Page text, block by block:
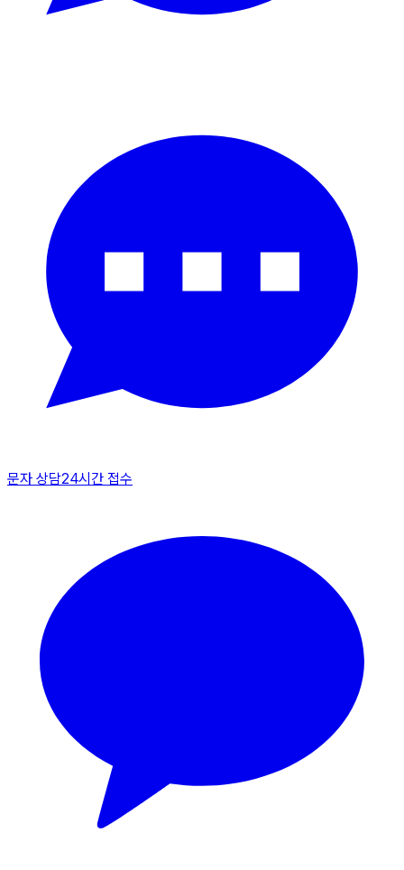
문자 상담24시간 접수